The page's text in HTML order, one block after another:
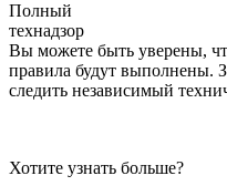
Полный
технадзор
Вы можете быть уверены,
правила будут выполнены.
следить независимый
Хотите узнать больше?